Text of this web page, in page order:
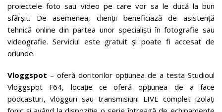
proiectele foto sau video pe care vor sa le ducă la bun
sfârșit. De asemenea, clienții beneficiază de asistență
tehnică online din partea unor specialiști în fotografie sau
videografie. Serviciul este gratuit și poate fi accesat de
oriunde.
Vloggspot – oferă doritorilor opţiunea de a testa Studioul
Vloggspot F64, locaţie ce oferă opţiunea de a face
podcasturi, vlogguri sau transmisiuni LIVE complet izolați